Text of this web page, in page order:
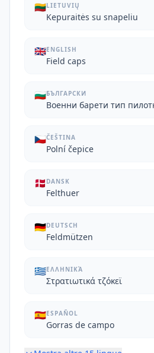
🇱🇹LIETUVIŲ
Kepuraitės su snapeliu
🇬🇧ENGLISH
Field caps
🇧🇬БЪЛГАРСКИ
Военни барети тип
🇨🇿ČEŠTINA
Polní čepice
🇩🇰 DANSK
Felthuer
🇩🇪DEUTSCH
Feldmützen
🇬🇷ΕΛΛΗΝΙΚΆ
Στρατιωτικά τζόκεϊ
🇪🇸ESPAÑOL
Gorras de campo